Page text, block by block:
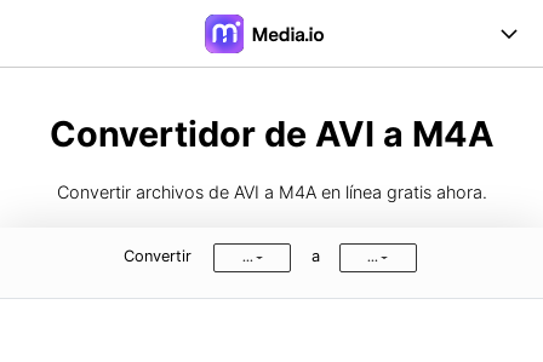
Desktop Herramientas
Convertidor de AVI a M4A
Convertir archivos de AVI a M4A en línea gratis ahora.
Convertir ... a ...